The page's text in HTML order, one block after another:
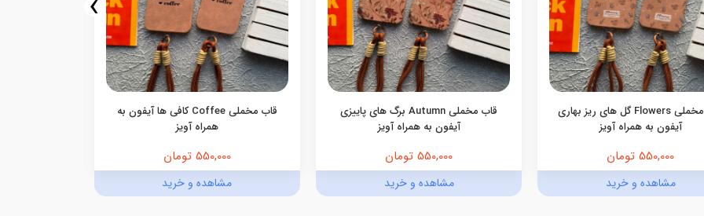
قاب مخملی Flowers گل های ریز بهاری
آیفون به همراه آویز
550,000 تومان
مشاهده و خرید
قاب مخملی Autumn برگ های پاییزی
آیفون به همراه آویز
550,000 تومان
مشاهده و خرید
قاب مخملی Coffee کافی ها آیفون به
همراه آویز
550,000 تومان
مشاهده و خرید